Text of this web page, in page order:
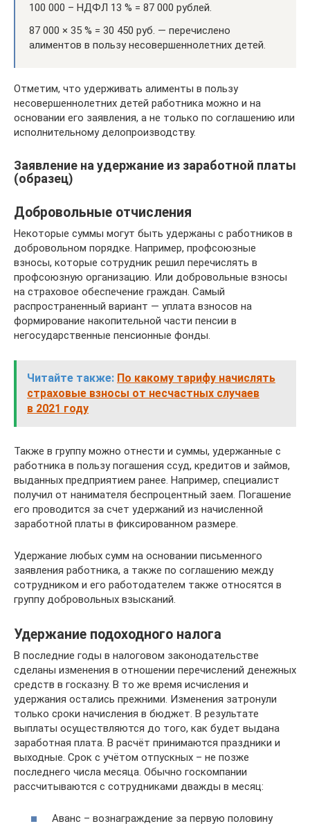
100 000 – НДФЛ 13 % = 87 000 рублей.
87 000 × 35 % = 30 450 руб. — перечислено
алиментов в пользу несовершеннолетних детей.
Отметим, что удерживать алименты в пользу
несовершеннолетних детей работника можно и на
основании его заявления, а не только по соглашению или
исполнительному делопроизводству.
Заявление на удержание из заработной платы
(образец)
Добровольные отчисления
Некоторые суммы могут быть удержаны с работников в
добровольном порядке. Например, профсоюзные
взносы, которые сотрудник решил перечислять в
профсоюзную организацию. Или добровольные взносы
на страховое обеспечение граждан. Самый
распространенный вариант — уплата взносов на
формирование накопительной части пенсии в
негосударственные пенсионные фонды.
Читайте также: По какому тарифу начислять
страховые взносы от несчастных случаев
в 2021 году
Также в группу можно отнести и суммы, удержанные с
работника в пользу погашения ссуд, кредитов и займов,
выданных предприятием ранее. Например, специалист
получил от нанимателя беспроцентный заем. Погашение
его проводится за счет удержаний из начисленной
заработной платы в фиксированном размере.
Удержание любых сумм на основании письменного
заявления работника, а также по соглашению между
сотрудником и его работодателем также относятся в
группу добровольных взысканий.
Удержание подоходного налога
В последние годы в налоговом законодательстве
сделаны изменения в отношении перечислений денежных
средств в госказну. В то же время исчисления и
удержания остались прежними. Изменения затронули
только сроки начисления в бюджет. В результате
выплаты осуществляются до того, как будет выдана
заработная плата. В расчёт принимаются праздники и
выходные. Срок с учётом отпускных – не позже
последнего числа месяца. Обычно госкомпании
рассчитываются с сотрудниками дважды в месяц:
Аванс – вознаграждение за первую половину